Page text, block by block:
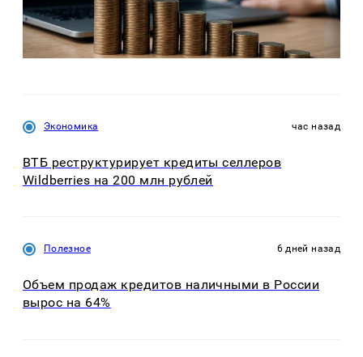
Экономика час назад
ВТБ реструктурирует кредиты селлеров
Wildberries на 200 млн рублей
Полезное 6 дней назад
Объем продаж кредитов наличными в России
вырос на 64%